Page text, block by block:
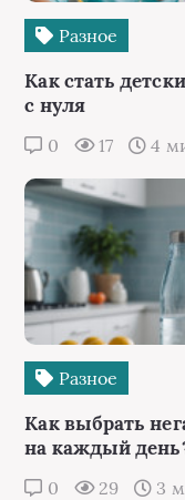
Разное
Как стать
с нуля
0 17 4
Разное
Как выбрать
на каждый
0 29 3